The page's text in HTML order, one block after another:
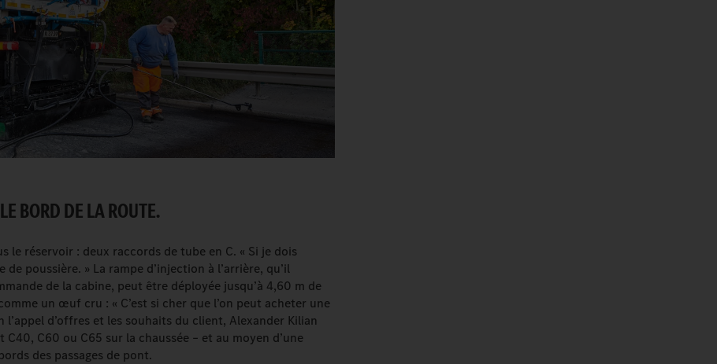
BORD DE LA ROUTE.
le réservoir : deux raccords de tube en C. « Si je dois
poussière. » La rampe d’injection à l’arrière, qu’il
de la cabine, peut être déployée jusqu’à 4,60 m de
un œuf cru : « C’est si cher que l’on peut acheter une
d’offres et les souhaits du client, Alexander Kilian
C60 ou C65 sur la chaussée – et au moyen d’une
des passages de pont.